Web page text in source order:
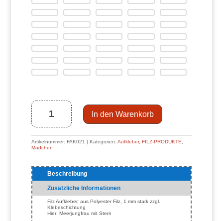
Filz-
Aufkleber
Ballerina
Menge
In den Warenkorb
Artikelnummer: FAK021 Kategorien: Aufkleber, FILZ-PRODUKTE,
Mädchen
Beschreibung
Zusätzliche Informationen
Filz Aufkleber, aus Polyester Filz, 1 mm stark zzgl.
Klebeschichtung
Hier: Meerjungfrau mit Stern